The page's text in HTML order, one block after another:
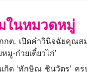
ในหมวดหมู่
กต. เปิดคำวินิจฉัยคุณส
มู-ก๋วยเตี๋ยวไก่’
กิด ‘ทักษิณ ชินวัตร’ คร